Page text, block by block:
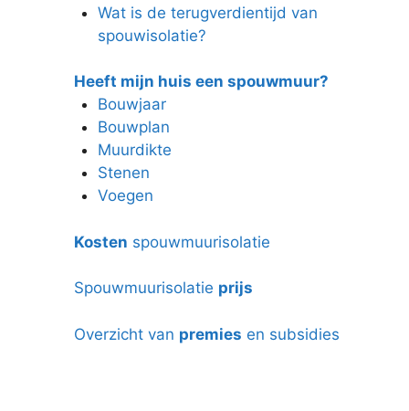
Wat is de terugverdientijd van
spouwisolatie?
Heeft mijn huis een spouwmuur?
Bouwjaar
Bouwplan
Muurdikte
Stenen
Voegen
Kosten spouwmuurisolatie
Spouwmuurisolatie prijs
Overzicht van premies en subsidies